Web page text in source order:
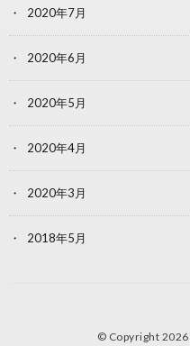
2020年7月
2020年6月
2020年5月
2020年4月
2020年3月
2018年5月
© Copyright 2026